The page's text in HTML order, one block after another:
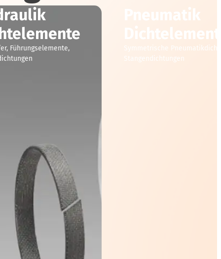
Führungselemente,
Pneumatik
Symmetrische
Stangendichtungen